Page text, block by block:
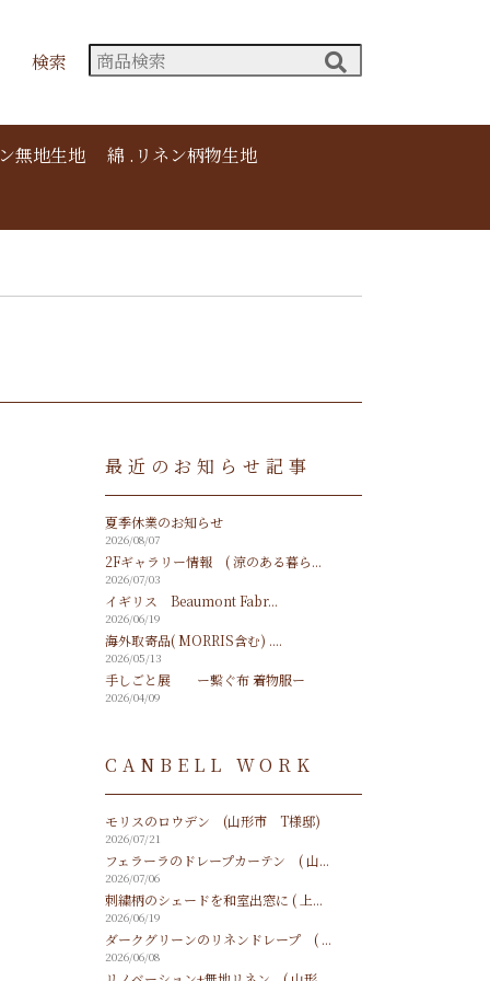
検索
無地生地
綿 .リネン柄物生地
最近のお知らせ記事
夏季休業のお知らせ
2026/08/07
2Fギャラリー情報 ( 涼のある暮ら...
2026/07/03
イギリス Beaumont Fabr...
2026/06/19
海外取寄品( MORRIS含む) ....
2026/05/13
手しごと展 ー繋ぐ布 着物服ー
2026/04/09
CANBELL WORK
モリスのロウデン (山形市 T様邸)
2026/07/21
フェラーラのドレープカーテン ( 山...
2026/07/06
刺繍柄のシェードを和室出窓に ( 上...
2026/06/19
ダークグリーンのリネンドレープ ( ...
2026/06/08